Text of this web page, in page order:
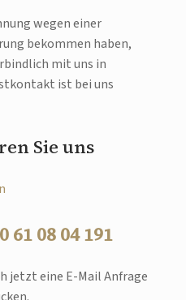
wegen einer
bekommen haben,
mit uns in
ist bei uns
Sie uns
61 08 04 191
jetzt eine E-Mail Anfrage